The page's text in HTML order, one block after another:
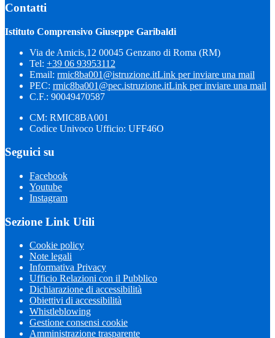
Contatti
Istituto Comprensivo Giuseppe Garibaldi
Via de Amicis,12 00045 Genzano di Roma (RM)
Tel: +39 06 93953112
Email: rmic8ba001@istruzione.itLink per inviare una mail
PEC: rmic8ba001@pec.istruzione.itLink per inviare una mail
C.F.: 90049470587
CM: RMIC8BA001
Codice Univoco Ufficio: UFF46O
Seguici su
Facebook
Youtube
Instagram
Sezione Link Utili
Cookie policy
Note legali
Informativa Privacy
Ufficio Relazioni con il Pubblico
Dichiarazione di accessibilità
Obiettivi di accessibilità
Whistleblowing
Gestione consensi cookie
Amministrazione trasparente